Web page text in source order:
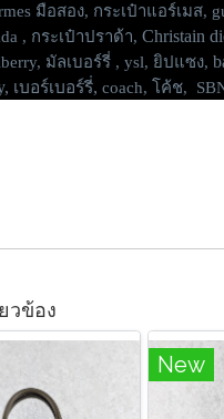
มือสอง, กระเป๋าแอร์เมส,
, กระเป๋าปราด้า, Christain
มัลเบอร์รี่ , ysl, ยิปแซง,
เบอร์เบอร์รี่, coach, โค้ช,
วข้อง
New